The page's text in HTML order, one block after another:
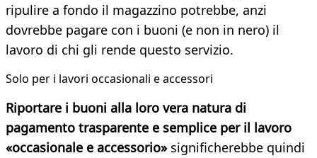
ripulire a fondo il magazzino potrebbe, anzi
dovrebbe pagare con i buoni (e non in nero) il
lavoro di chi gli rende questo servizio.
Solo per i lavori occasionali e accessori
Riportare i buoni alla loro vera natura di
pagamento trasparente e semplice per il lavoro
«occasionale e accessorio» significherebbe quindi